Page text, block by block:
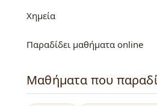
Χημεία
Παραδίδει μαθήματα online
Μαθήματα που